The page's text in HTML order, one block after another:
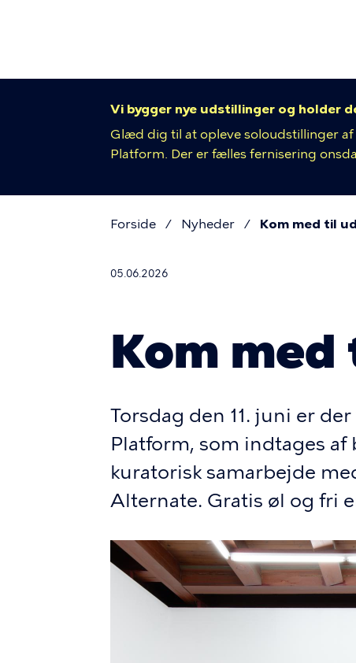
Vi bygger nye udstillinger og holder
Glæd dig til at opleve soloudstillinger
Platform. Der er fælles fernisering
Forside Nyheder Kom med til
05.06.2026
Kom
Torsdag den 11. juni er
Platform, som indtages
kuratorisk samarbejde
Alternate. Gratis øl og fri